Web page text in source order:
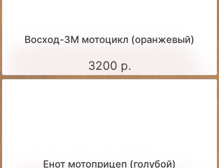
Восход-3М мотоцикл (оранжевый)
3200 р.
Енот мотоприцеп (голубой)